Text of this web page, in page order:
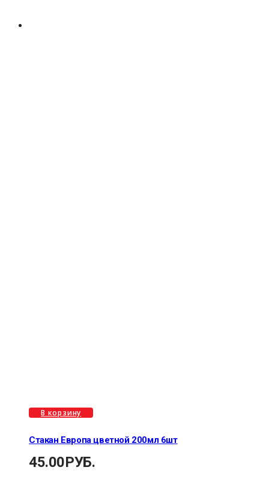
В корзину
Стакан Европа цветной 200мл 6шт
45.00РУБ.